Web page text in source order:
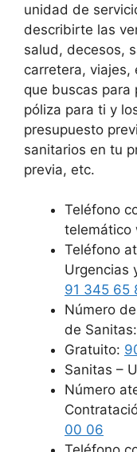
unidad de
describirte las
salud, decesos,
carretera, viajes,
que buscas para
póliza para ti y
presupuesto
sanitarios en tu
previa, etc.
Teléfono
telemático
Teléfono
Urgencias
91 345 65
Número
de Sanitas:
Gratuito:
Sanitas –
Número
00 06